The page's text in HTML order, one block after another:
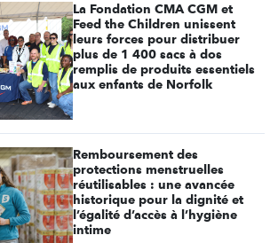
La Fondation CMA CGM et
Feed the Children unissent
leurs forces pour distribuer
plus de 1 400 sacs à dos
remplis de produits essentiels
aux enfants de Norfolk
Remboursement des
protections menstruelles
réutilisables : une avancée
historique pour la dignité et
l’égalité d’accès à l’hygiène
intime